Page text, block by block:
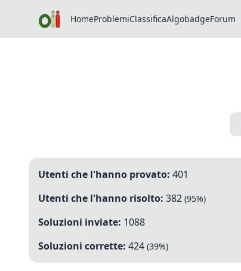
HomeProblemiClassificaAlgobadgeForum
Utenti che l'hanno provato: 401
Utenti che l'hanno risolto: 382 (95%)
Soluzioni inviate: 1088
Soluzioni corrette: 424 (39%)